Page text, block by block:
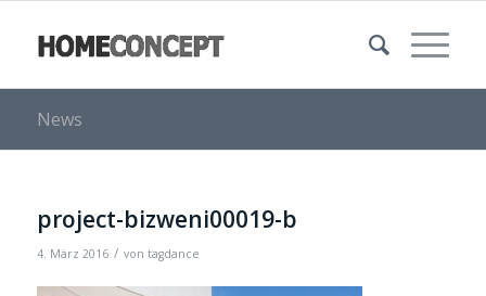
News
project-bizweni00019-b
4. März 2016 / von tagdance